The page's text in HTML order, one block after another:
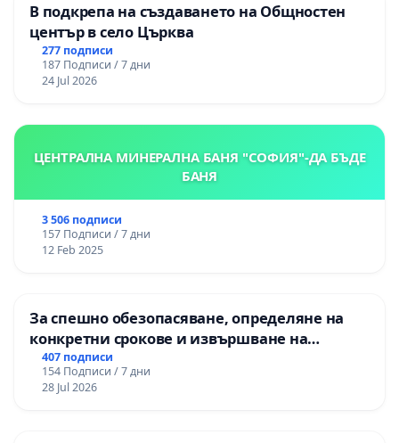
В подкрепа на създаването на Общностен
център в село Църква
277 подписи
187 Подписи / 7 дни
24 Jul 2026
ЦЕНТРАЛНА МИНЕРАЛНА БАНЯ "СОФИЯ"-ДА БЪДЕ
БАНЯ
3 506 подписи
157 Подписи / 7 дни
12 Feb 2025
За спешно обезопасяване, определяне на
конкретни срокове и извършване на
цялостна рехабилитация на
републиканския път между пътен възел АМ
„Тракия“ - гр. Ихтиман - с. Мирово - к.к.
407 подписи
154 Подписи / 7 дни
28 Jul 2026